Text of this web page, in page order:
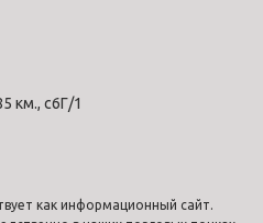
км., с6Г/1
как информационный сайт.